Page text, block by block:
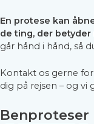
En protese kan
de ting, der betyder
går hånd i hånd, så
Kontakt os gerne
dig på rejsen – og
Benproteser